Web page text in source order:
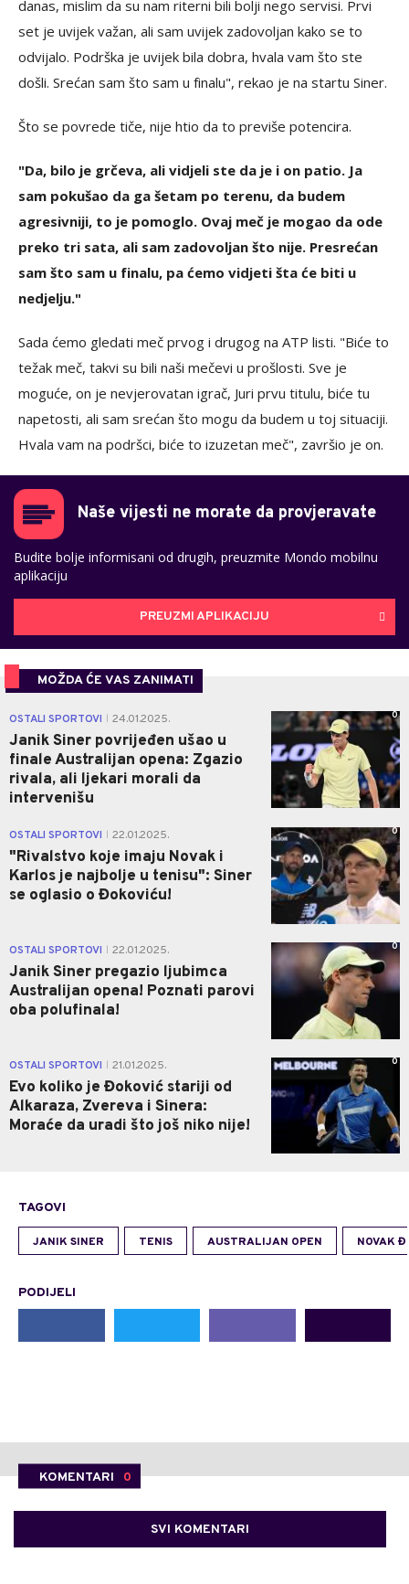
danas, mislim da su nam riterni bili bolji nego servisi. Prvi
set je uvijek važan, ali sam uvijek zadovoljan kako se to
odvijalo. Podrška je uvijek bila dobra, hvala vam što ste
došli. Srećan sam što sam u finalu", rekao je na startu Siner.
Što se povrede tiče, nije htio da to previše potencira.
"Da, bilo je grčeva, ali vidjeli ste da je i on patio. Ja
sam pokušao da ga šetam po terenu, da budem
agresivniji, to je pomoglo. Ovaj meč je mogao da ode
preko tri sata, ali sam zadovoljan što nije. Presrećan
sam što sam u finalu, pa ćemo vidjeti šta će biti u
nedjelju."
Sada ćemo gledati meč prvog i drugog na ATP listi. "Biće to
težak meč, takvi su bili naši mečevi u prošlosti. Sve je
moguće, on je nevjerovatan igrač, Juri prvu titulu, biće tu
napetosti, ali sam srećan što mogu da budem u toj situaciji.
Hvala vam na podršci, biće to izuzetan meč", završio je on.
Naše vijesti ne morate da provjeravate
Budite bolje informisani od drugih, preuzmite Mondo mobilnu
aplikaciju
PREUZMI APLIKACIJU
MOŽDA ĆE VAS ZANIMATI
OSTALI SPORTOVI 24.01.2025.
Janik Siner povrijeđen ušao u
finale Australijan opena: Zgazio
rivala, ali ljekari morali da
intervenišu
0
OSTALI SPORTOVI 22.01.2025.
"Rivalstvo koje imaju Novak i
Karlos je najbolje u tenisu": Siner
se oglasio o Đokoviću!
0
OSTALI SPORTOVI 22.01.2025.
Janik Siner pregazio ljubimca
Australijan opena! Poznati parovi
oba polufinala!
0
OSTALI SPORTOVI 21.01.2025.
Evo koliko je Đoković stariji od
Alkaraza, Zvereva i Sinera:
Moraće da uradi što još niko nije!
0
TAGOVI
JANIK SINER TENIS AUSTRALIJAN OPEN NOVAK
PODIJELI
KOMENTARI 0
SVI KOMENTARI